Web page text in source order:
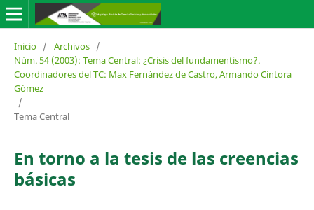
Inicio / Archivos /
Núm. 54 (2003): Tema Central: ¿Crisis del fundamentismo?.
Coordinadores del TC: Max Fernández de Castro, Armando Cíntora
Gómez
/
Tema Central
En torno a la tesis de las creencias
básicas